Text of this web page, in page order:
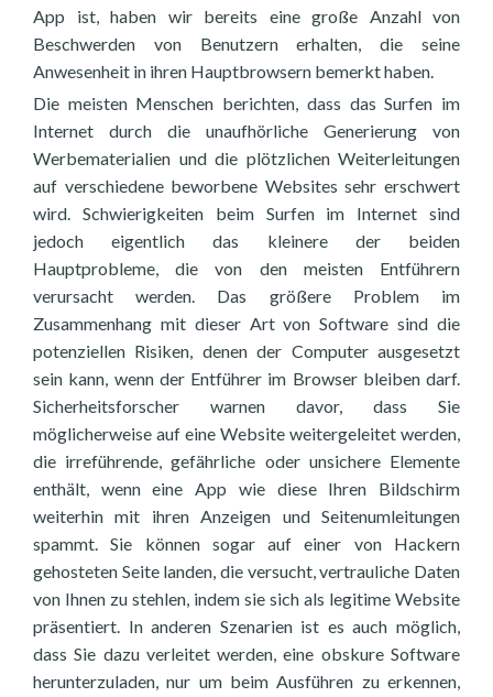
App ist, haben wir bereits eine große Anzahl von
Beschwerden von Benutzern erhalten, die seine
Anwesenheit in ihren Hauptbrowsern bemerkt haben.
Die meisten Menschen berichten, dass das Surfen im
Internet durch die unaufhörliche Generierung von
Werbematerialien und die plötzlichen Weiterleitungen
auf verschiedene beworbene Websites sehr erschwert
wird. Schwierigkeiten beim Surfen im Internet sind
jedoch eigentlich das kleinere der beiden
Hauptprobleme, die von den meisten Entführern
verursacht werden. Das größere Problem im
Zusammenhang mit dieser Art von Software sind die
potenziellen Risiken, denen der Computer ausgesetzt
sein kann, wenn der Entführer im Browser bleiben darf.
Sicherheitsforscher warnen davor, dass Sie
möglicherweise auf eine Website weitergeleitet werden,
die irreführende, gefährliche oder unsichere Elemente
enthält, wenn eine App wie diese Ihren Bildschirm
weiterhin mit ihren Anzeigen und Seitenumleitungen
spammt. Sie können sogar auf einer von Hackern
gehosteten Seite landen, die versucht, vertrauliche Daten
von Ihnen zu stehlen, indem sie sich als legitime Website
präsentiert. In anderen Szenarien ist es auch möglich,
dass Sie dazu verleitet werden, eine obskure Software
herunterzuladen, nur um beim Ausführen zu erkennen,